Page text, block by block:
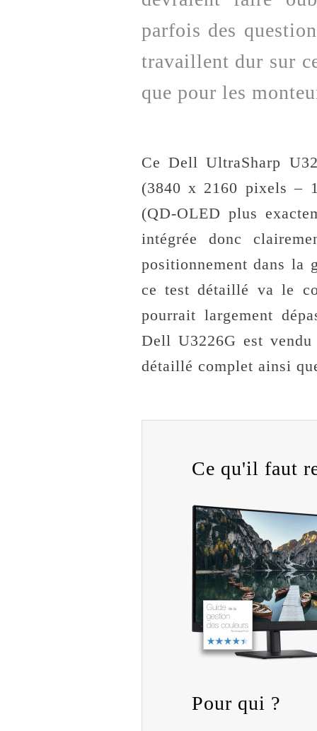
parfois des
travaillent dur sur
que pour les
Ce Dell UltraSharp
(3840 x 2160 pixels –
(QD-OLED plus
intégrée donc
positionnement dans la
ce test détaillé va le
pourrait largement
Dell U3226G est
détaillé complet ainsi
Ce qu'il faut
Pour qui ?